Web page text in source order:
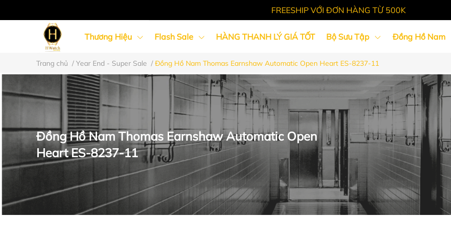
FREESHIP VỚI ĐƠN HÀNG TỪ 500K
Thương Hiệu Flash Sale HÀNG THANH LÝ GIÁ TỐT Bộ Sưu Tập Đồng Hồ Nam
Đồng Hồ Nữ Đồng Hồ Cặp Đôi
Trang chủ / Year End - Super Sale / Đồng Hồ Nam Thomas Earnshaw Automatic Open Heart ES-8237-11
Đồng Hồ Nam Thomas Earnshaw Automatic Open
Heart ES-8237-11